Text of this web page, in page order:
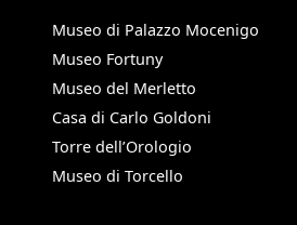
Museo di Palazzo Mocenigo
Museo Fortuny
Museo del Merletto
Casa di Carlo Goldoni
Torre dell’Orologio
Museo di Torcello